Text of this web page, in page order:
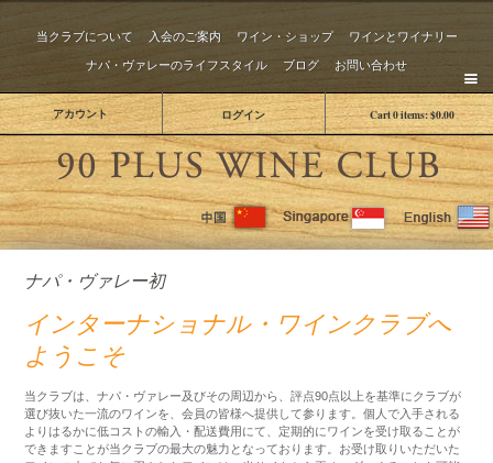
当クラブについて 入会のご案内 ワイン・ショップ
ワインとワイナリー
ナパ・ヴァレーのライフスタイル
ブログ お問い合わせ
Cart0items:$0.00
アカウント ログイン
The
ナパ・ヴァレー初
インターナショナル・ワインクラブへ
ようこそ
当クラブは、ナパ・ヴァレー及びその周辺から、評点90点以上を基準にクラブが
選び抜いた一流のワインを、会員の皆様へ提供して参ります。個人で入手される
よりはるかに低コストの輸入・配送費用にて、定期的にワインを受け取ることが
できますことが当クラブの最大の魅力となっております。お受け取りいただいた